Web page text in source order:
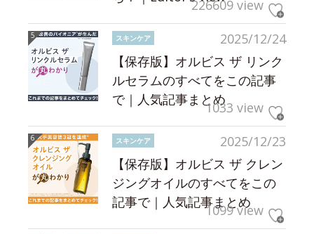
226609 view
2025/12/24
スキンケア
【保存版】オルビス ザ リンク
ルセラムのすべてをこの記事
で｜人気記事まとめ1033 view
2025/12/23
スキンケア
【保存版】オルビス ザ クレン
ジングオイルのすべてをこの
記事で｜人気記事まとめ
1099 view